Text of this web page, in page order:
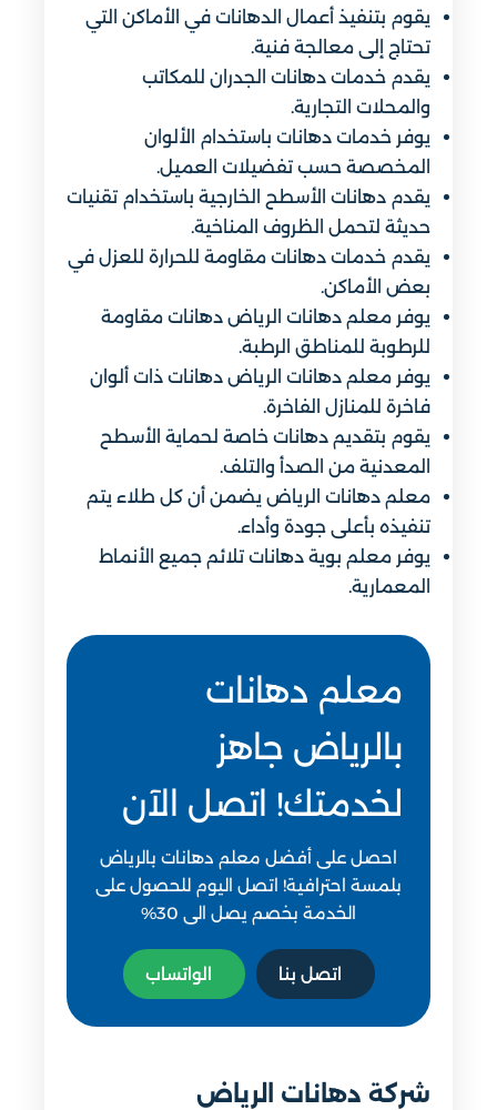
يقوم بتنفيذ أعمال الدهانات في الأماكن التي
تحتاج إلى معالجة فنية.
يقدم خدمات دهانات الجدران للمكاتب
والمحلات التجارية.
يوفر خدمات دهانات باستخدام الألوان
المخصصة حسب تفضيلات العميل.
يقدم دهانات الأسطح الخارجية باستخدام تقنيات
حديثة لتحمل الظروف المناخية.
يقدم خدمات دهانات مقاومة للحرارة للعزل في
بعض الأماكن.
يوفر معلم دهانات الرياض دهانات مقاومة
للرطوبة للمناطق الرطبة.
يوفر معلم دهانات الرياض دهانات ذات ألوان
فاخرة للمنازل الفاخرة.
يقوم بتقديم دهانات خاصة لحماية الأسطح
المعدنية من الصدأ والتلف.
معلم دهانات الرياض يضمن أن كل طلاء يتم
تنفيذه بأعلى جودة وأداء.
يوفر معلم بوية دهانات تلائم جميع الأنماط
المعمارية.
معلم دهانات
بالرياض جاهز
لخدمتك! اتصل الآن
احصل على أفضل معلم دهانات بالرياض
بلمسة احترافية! اتصل اليوم للحصول على
الخدمة بخصم يصل الى 30%
اتصل بنا الواتساب
شركة دهانات الرياض